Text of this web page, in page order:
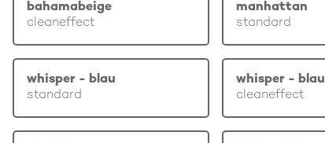
bahamabeige
cleaneffect
manhattan
standard
whisper - blau
standard
whisper - blau
cleaneffect